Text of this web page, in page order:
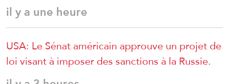
il y a une heure
USA: Le Sénat américain approuve un projet de
loi visant à imposer des sanctions à la Russie.